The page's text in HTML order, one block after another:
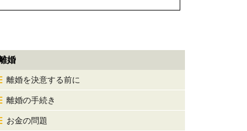
婚
離婚を決意する前に
離婚の手続き
お金の問題